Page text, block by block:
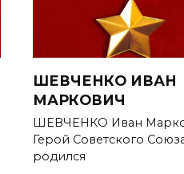
ШЕВЧЕНКО ИВАН
МАРКОВИЧ
ШЕВЧЕНКО Иван
Герой Советского
родился